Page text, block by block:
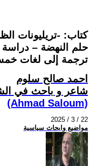
كتاب: -تريليونات
حلم النهضة – دراسة
ترجمة إلى لغات
احمد صالح سلوم
شاعر و باحث في
(Ahmad Saloum)
2025 / 3 / 22
مواضيع وابحاث سياسية